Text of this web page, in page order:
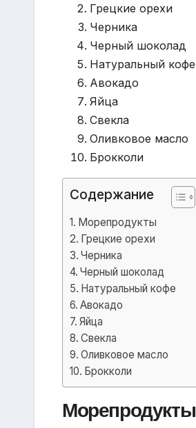
Грецкие орехи
Черника
Черный шоколад
Натуральный кофе
Авокадо
Яйца
Свекла
Оливковое масло
Брокколи
Содержание
Морепродукты
Грецкие орехи
Черника
Черный шоколад
Натуральный кофе
Авокадо
Яйца
Свекла
Оливковое масло
Брокколи
Морепродукты